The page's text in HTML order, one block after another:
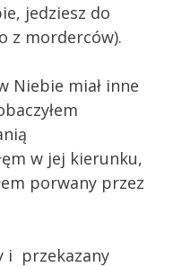
jedziesz do
z morderców).
Niebie miał inne
w jej kierunku,
porwany przez
i przekazany